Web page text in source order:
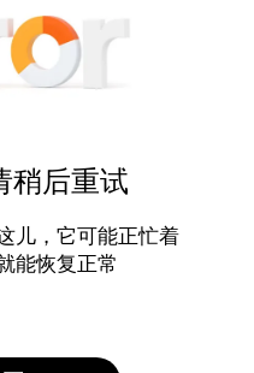
稍后重试
儿，它可能正忙着
能恢复正常